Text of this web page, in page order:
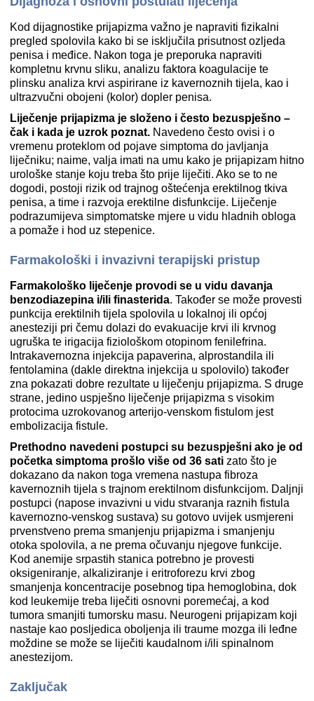
Kod dijagnostike prijapizma važno je napraviti fizikalni
pregled spolovila kako bi se isključila prisutnost ozljeda
penisa i međice. Nakon toga je preporuka napraviti
kompletnu krvnu sliku, analizu faktora koagulacije te
plinsku analiza krvi aspirirane iz kavernoznih tijela, kao i
ultrazvučni obojeni (kolor) dopler penisa.
Liječenje prijapizma je složeno i često bezuspješno –
čak i kada je uzrok poznat. Navedeno često ovisi i o
vremenu proteklom od pojave simptoma do javljanja
liječniku; naime, valja imati na umu kako je prijapizam hitno
urološke stanje koju treba što prije liječiti. Ako se to ne
dogodi, postoji rizik od trajnog oštećenja erektilnog tkiva
penisa, a time i razvoja erektilne disfunkcije. Liječenje
podrazumijeva simptomatske mjere u vidu hladnih obloga
a pomaže i hod uz stepenice.
Farmakološki i invazivni terapijski pristup
Farmakološko liječenje provodi se u vidu davanja
benzodiazepina i/ili finasterida. Također se može provesti
punkcija erektilnih tijela spolovila u lokalnoj ili općoj
anesteziji pri čemu dolazi do evakuacije krvi ili krvnog
ugruška te irigacija fiziološkom otopinom fenilefrina.
Intrakavernozna injekcija papaverina, alprostandila ili
fentolamina (dakle direktna injekcija u spolovilo) također
zna pokazati dobre rezultate u liječenju prijapizma. S druge
strane, jedino uspješno liječenje prijapizma s visokim
protocima uzrokovanog arterijo-venskom fistulom jest
embolizacija fistule.
Prethodno navedeni postupci su bezuspješni ako je od
početka simptoma prošlo više od 36 sati zato što je
dokazano da nakon toga vremena nastupa fibroza
kavernoznih tijela s trajnom erektilnom disfunkcijom. Daljnji
postupci (napose invazivni u vidu stvaranja raznih fistula
kavernozno-venskog sustava) su gotovo uvijek usmjereni
prvenstveno prema smanjenju prijapizma i smanjenju
otoka spolovila, a ne prema očuvanju njegove funkcije.
Kod anemije srpastih stanica potrebno je provesti
oksigeniranje, alkaliziranje i eritroforezu krvi zbog
smanjenja koncentracije posebnog tipa hemoglobina, dok
kod leukemije treba liječiti osnovni poremećaj, a kod
tumora smanjiti tumorsku masu. Neurogeni prijapizam koji
nastaje kao posljedica oboljenja ili traume mozga ili leđne
moždine se može se liječiti kaudalnom i/ili spinalnom
anestezijom.
Zaključak